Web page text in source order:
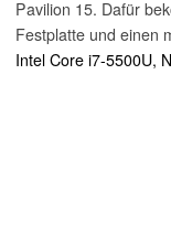
Pavilion 15. Dafür
Festplatte und einen
allerdings überhaupt
Intel Core i7-5500U,